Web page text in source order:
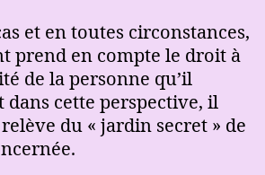
et en toutes circonstances,
prend en compte le droit à
de la personne qu’il
dans cette perspective, il
du « jardin secret » de